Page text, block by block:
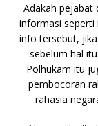
Adakah pejabat
informasi seperti
info tersebut,
sebelum hal
Polhukam itu
pembocoran
rahasia